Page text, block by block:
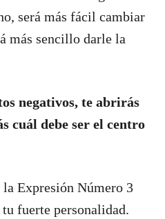
será más fácil cambiar
más sencillo darle la
negativos, te abrirás
cuál debe ser el centro
Expresión Número 3
fuerte personalidad.